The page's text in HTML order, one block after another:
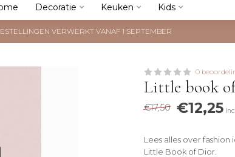
Decoratie Keuken Kids
VERWERKT VANAF 1 SEPTEMBER
0
Little book
€17,50 €12,25
Lees alles over
Little Book of Dior.